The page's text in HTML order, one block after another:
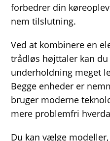
forbedrer din
nem tilslutning.
Ved at kombinere en
trådløs højttaler kan
underholdning meget
Begge enheder er
bruger moderne
mere problemfri
Du kan vælge